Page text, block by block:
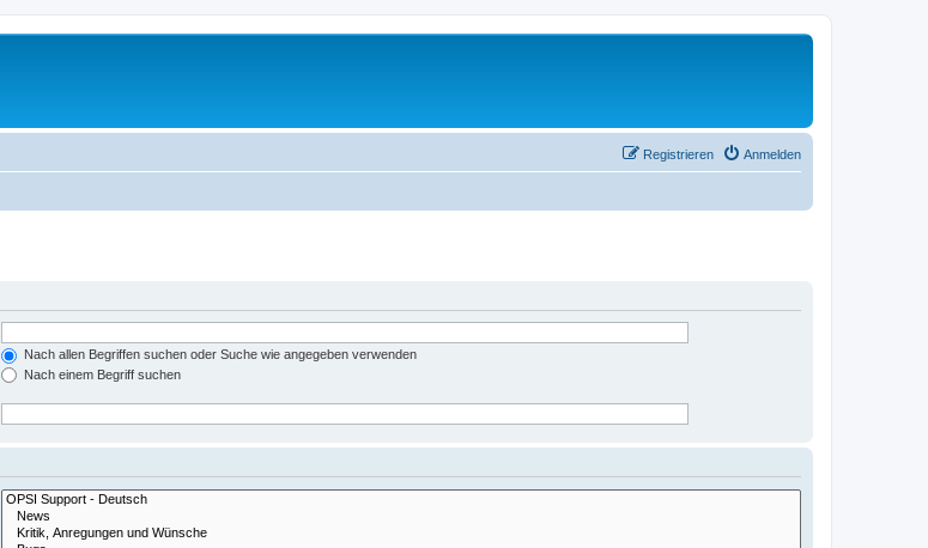
Anmelden
Registrieren
Nach allen Begriffen suchen oder Suche wie angegeben verwenden
Nach einem Begriff suchen